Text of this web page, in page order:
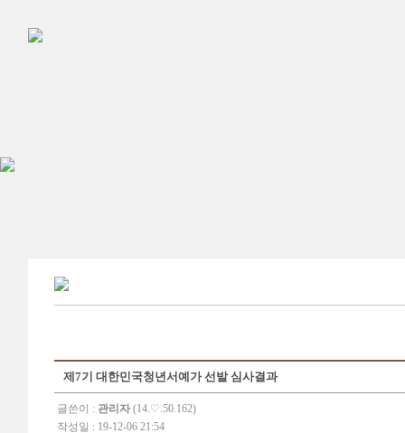
제7기 대한민국청년서예가 선발 심사결과
글쓴이 : 관리자 (14.♡.50.162)
작성일 : 19-12-06 21:54